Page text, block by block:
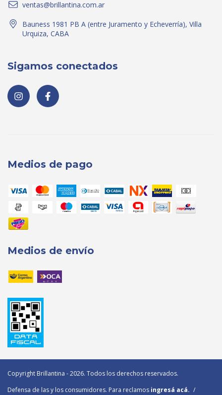
ventas@brillantina.com.ar
Bauness 1981 PB A (entre Juramento y Echeverría), Villa
Urquiza, CABA
Sigamos conectados
Medios de pago
Medios de envío
Copyright Brillantina - 2026. Todos los derechos reservados.
Defensa de las y los consumidores. Para reclamos ingresá acá. /